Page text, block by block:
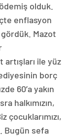
olduk.
enflasyon
Mazot
artışları ile yüz
borç
60’a yakın
halkımızın,
çocuklarımızı,
Bugün sefa